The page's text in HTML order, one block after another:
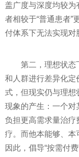
盖广度与深度均较为
者相较于“普通患者”
付体系下无法实现对
第二，理想状态
和人群进行差异化定
式，但现实仍与理想
现象的产生：一个对
负担更高需求量治疗
疗。而他本能够、本
因此，倡导“按需付